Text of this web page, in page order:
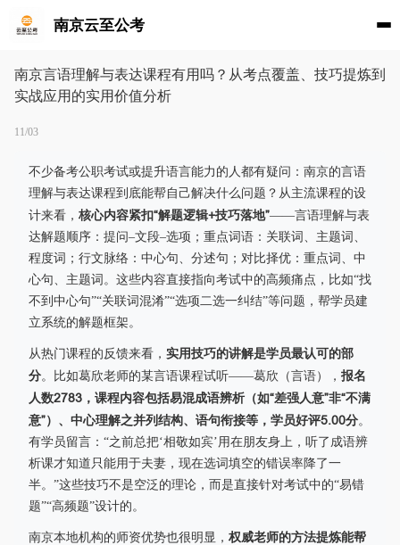
南京云至公考
南京言语理解与表达课程有用吗？从考点覆盖、技巧提炼到
实战应用的实用价值分析
11/03
不少备考公职考试或提升语言能力的人都有疑问：南京的言语
理解与表达课程到底能帮自己解决什么问题？从主流课程的设
计来看， 核心内容紧扣“解题逻辑+技巧落地”——言语理解与表
达解题顺序：提问–文段–选项；重点词语：关联词、主题词、
程度词；行文脉络：中心句、分述句；对比择优：重点词、中
心句、主题词。这些内容直接指向考试中的高频痛点，比如“找
不到中心句”“关联词混淆”“选项二选一纠结”等问题，帮学员建
立系统的解题框架。
从热门课程的反馈来看， 实用技巧的讲解是学员最认可的部
分。比如葛欣老师的某言语课程试听——葛欣（言语）， 报名
人数2783，课程内容包括易混成语辨析（如“差强人意”非“不满
意”）、中心理解之并列结构、语句衔接等，学员好评5.00分。
有学员留言：“之前总把‘相敬如宾’用在朋友身上，听了成语辨
析课才知道只能用于夫妻，现在选词填空的错误率降了一
半。”这些技巧不是空泛的理论，而是直接针对考试中的“易错
题”“高频题”设计的。
南京本地机构的师资优势也很明显， 权威老师的方法提炼能帮